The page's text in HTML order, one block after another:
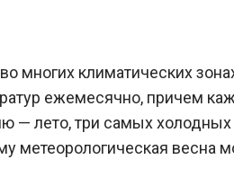
климатических
ежемесячно, причем
— лето, три самых
весна